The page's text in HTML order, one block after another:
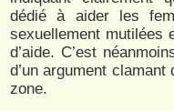
dédié à aider les
sexuellement mutilées
d’aide. C’est
d’un argument clamant
zone.